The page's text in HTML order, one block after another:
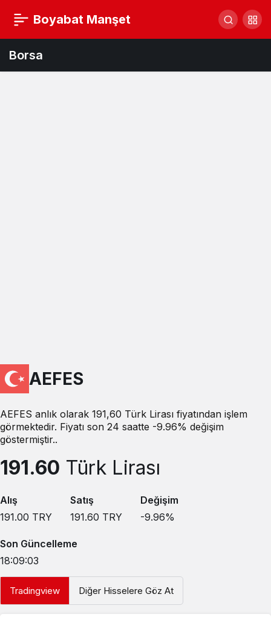
Boyabat Manşet
Borsa
AEFES
AEFES anlık olarak 191,60 Türk Lirası fiyatından işlem
görmektedir. Fiyatı son 24 saatte -9.96% değişim
göstermiştir..
191.60 Türk Lirası
Alış
191.00 TRY
Satış
191.60 TRY
Değişim
-9.96%
Son Güncelleme
18:09:03
Tradingview Diğer Hisselere Göz At